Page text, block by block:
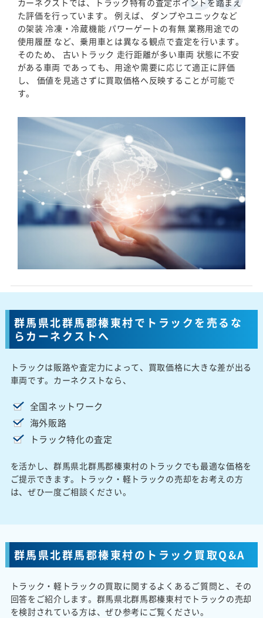
た評価を行っています。 例えば、 ダンプやユニックなど
の架装 冷凍・冷蔵機能 パワーゲートの有無 業務用途での
使用履歴 など、乗用車とは異なる観点で査定を行います。
そのため、 古いトラック 走行距離が多い車両 状態に不安
がある車両 であっても、用途や需要に応じて適正に評価
し、 価値を見逃さずに買取価格へ反映することが可能で
す。
群馬県北群馬郡榛東村でトラックを売るな
らカーネクストへ
トラックは販路や査定力によって、買取価格に大きな差が出る
車両です。カーネクストなら、
全国ネットワーク
海外販路
トラック特化の査定
を活かし、群馬県北群馬郡榛東村のトラックでも最適な価格を
ご提示できます。トラック・軽トラックの売却をお考えの方
は、ぜひ一度ご相談ください。
群馬県北群馬郡榛東村のトラック買取Q&A
トラック・軽トラックの買取に関するよくあるご質問と、その
回答をご紹介します。群馬県北群馬郡榛東村でトラックの売却
を検討されている方は、ぜひ参考にご覧ください。